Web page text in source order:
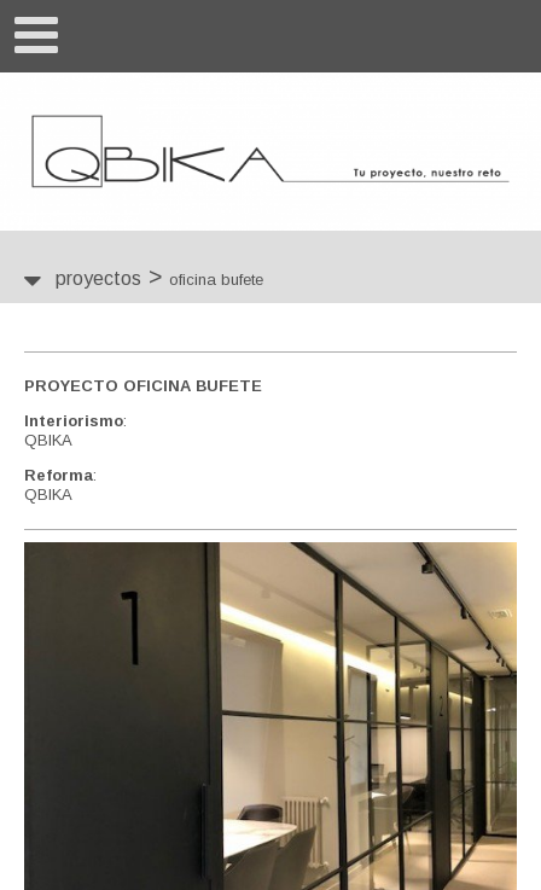
proyectos > oficina bufete
PROYECTO OFICINA BUFETE
Interiorismo:
QBIKA
Reforma:
QBIKA